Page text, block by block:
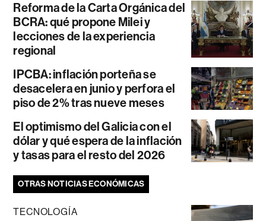
Reforma de la Carta Orgánica del
BCRA: qué propone Milei y
lecciones de la experiencia
regional
IPCBA: inflación porteña se
desacelera en junio y perfora el
piso de 2% tras nueve meses
El optimismo del Galicia con el
dólar y qué espera de la inflación
y tasas para el resto del 2026
OTRAS NOTICIAS ECONÓMICAS
TECNOLOGÍA